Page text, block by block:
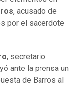
, acusado de
por el sacerdote
, secretario
ante la prensa un
de Barros al